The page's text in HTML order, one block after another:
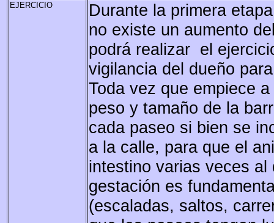
EJERCICIO
Durante la primera
no existe un aumento
podrá realizar el
vigilancia del dueño
Toda vez que empiece
peso y tamaño de la
cada paseo si bien se
a la calle, para que el
intestino varias veces
gestación es
(escaladas, saltos,